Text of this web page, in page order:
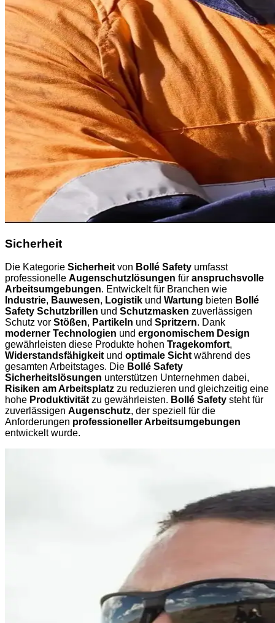
Sicherheit
Die Kategorie Sicherheit von Bollé Safety umfasst
professionelle Augenschutzlösungen für anspruchsvolle
Arbeitsumgebungen. Entwickelt für Branchen wie
Industrie, Bauwesen, Logistik und Wartung bieten Bollé
Safety Schutzbrillen und Schutzmasken zuverlässigen
Schutz vor Stößen, Partikeln und Spritzern. Dank
moderner Technologien und ergonomischem Design
gewährleisten diese Produkte hohen Tragekomfort,
Widerstandsfähigkeit und optimale Sicht während des
gesamten Arbeitstages. Die Bollé Safety
Sicherheitslösungen unterstützen Unternehmen dabei,
Risiken am Arbeitsplatz zu reduzieren und gleichzeitig eine
hohe Produktivität zu gewährleisten. Bollé Safety steht für
zuverlässigen Augenschutz, der speziell für die
Anforderungen professioneller Arbeitsumgebungen
entwickelt wurde.